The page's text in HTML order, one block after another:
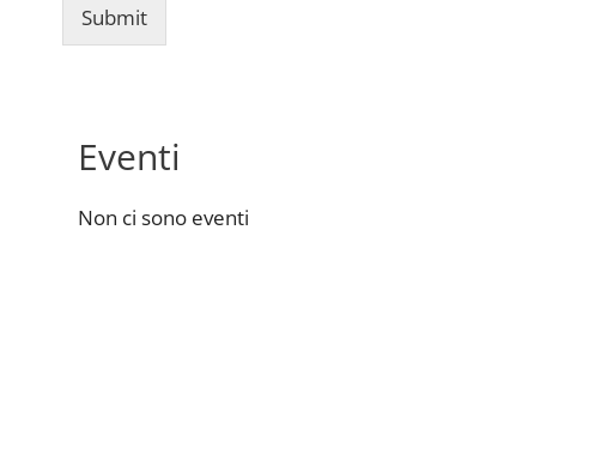
Submit
Eventi
Non ci sono eventi